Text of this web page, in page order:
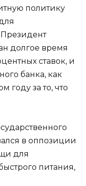
политику
долгое время
ставок, и
банка, как
году за то, что
в оппозиции
для
питания,